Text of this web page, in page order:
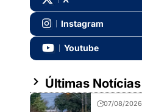
Instagram
Youtube
Últimas Notícias
07/08/2026